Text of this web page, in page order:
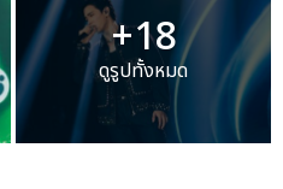
+18
ดูรูปทั้งหมด